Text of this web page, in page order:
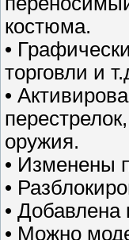
костюма.
•
торговли и
•
оружия.
• Изменены
•
• Добавлена
• Можно